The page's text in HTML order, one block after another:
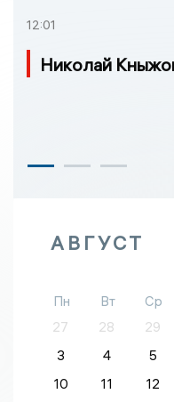
12:01
Николай
АВГУСТ
Пн Вт Ср
27
28 29
3
4 5
10
11 12